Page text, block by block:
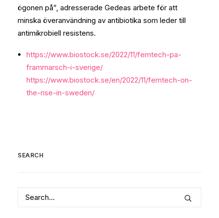
ögonen på”, adresserade Gedeas arbete för att
minska överanvändning av antibiotika som leder till
antimikrobiell resistens.
https://www.biostock.se/2022/11/femtech-pa-
frammarsch-i-sverige/
https://www.biostock.se/en/2022/11/femtech-on-
the-rise-in-sweden/
SEARCH